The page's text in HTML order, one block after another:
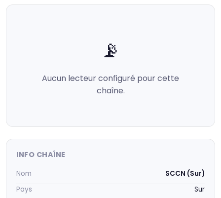
📡
Aucun lecteur configuré pour cette
chaîne.
INFO CHAÎNE
Nom
SCCN (Sur)
Pays
Sur